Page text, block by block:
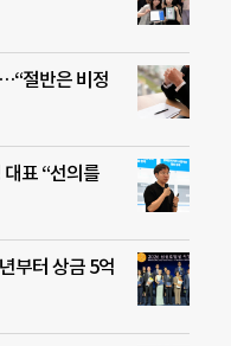
절반은 비정
표 “선의를
부터 상금 5억